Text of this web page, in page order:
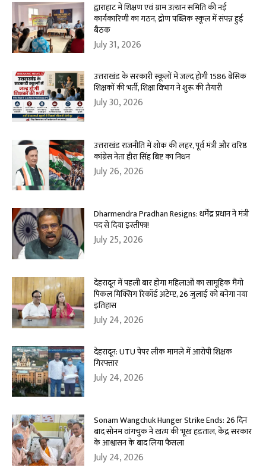
द्वाराहाट में शिक्षण एवं ग्राम उत्थान समिति की नई
कार्यकारिणी का गठन, द्रोण पब्लिक स्कूल में संपन्न हुई
बैठक
July 31, 2026
उत्तराखंड के सरकारी स्कूलों में जल्द होगी 1586 बेसिक
शिक्षकों की भर्ती, शिक्षा विभाग ने शुरू की तैयारी
July 30, 2026
उत्तराखंड राजनीति में शोक की लहर, पूर्व मंत्री और वरिष्ठ
कांग्रेस नेता हीरा सिंह बिष्ट का निधन
July 26, 2026
Dharmendra Pradhan Resigns: धर्मेंद्र प्रधान ने मंत्री
पद से दिया इस्तीफा!
July 25, 2026
देहरादून में पहली बार होगा महिलाओं का सामूहिक मैंगो
पिकल मिक्सिंग रिकॉर्ड अटेम्प्ट, 26 जुलाई को बनेगा नया
इतिहास
July 24, 2026
देहरादून: UTU पेपर लीक मामले में आरोपी शिक्षक
गिरफ्तार
July 24, 2026
Sonam Wangchuk Hunger Strike Ends: 26 दिन
बाद सोनम वांगचुक ने खत्म की भूख हड़ताल, केंद्र सरकार
के आश्वासन के बाद लिया फैसला
July 24, 2026